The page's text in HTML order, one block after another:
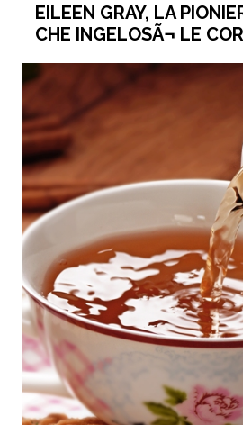
EILEEN GRAY, LA
CHE INGELOSÃ¬ LE